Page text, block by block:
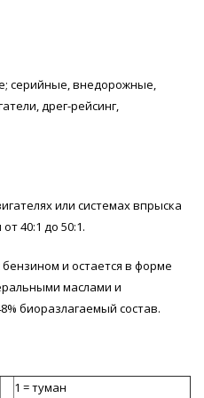
серийные, внедорожные,
дрег-рейсинг,
или системах впрыска
40:1 до 50:1.
и остается в форме
маслами и
биоразлагаемый состав.
1 = туман